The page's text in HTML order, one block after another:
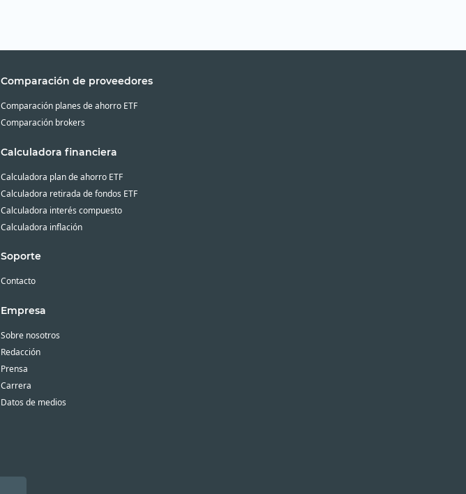
Comparación de proveedores
Comparación planes de ahorro ETF
Comparación brokers
Calculadora financiera
Calculadora plan de ahorro ETF
Calculadora retirada de fondos ETF
Calculadora interés compuesto
Calculadora inflación
Soporte
Contacto
Empresa
Sobre nosotros
Redacción
Prensa
Carrera
Datos de medios